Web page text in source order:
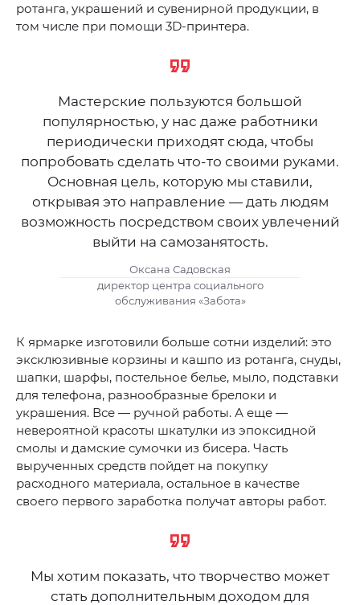
ротанга, украшений и сувенирной продукции, в
том числе при помощи 3D-принтера.
Мастерские пользуются большой
популярностью, у нас даже работники
периодически приходят сюда, чтобы
попробовать сделать что-то своими руками.
Основная цель, которую мы ставили,
открывая это направление — дать людям
возможность посредством своих увлечений
выйти на самозанятость.
Оксана Садовская
директор центра социального
обслуживания «Забота»
К ярмарке изготовили больше сотни изделий: это
эксклюзивные корзины и кашпо из ротанга, снуды,
шапки, шарфы, постельное белье, мыло, подставки
для телефона, разнообразные брелоки и
украшения. Все — ручной работы. А еще —
невероятной красоты шкатулки из эпоксидной
смолы и дамские сумочки из бисера. Часть
вырученных средств пойдет на покупку
расходного материала, остальное в качестве
своего первого заработка получат авторы работ.
Мы хотим показать, что творчество может
стать дополнительным доходом для